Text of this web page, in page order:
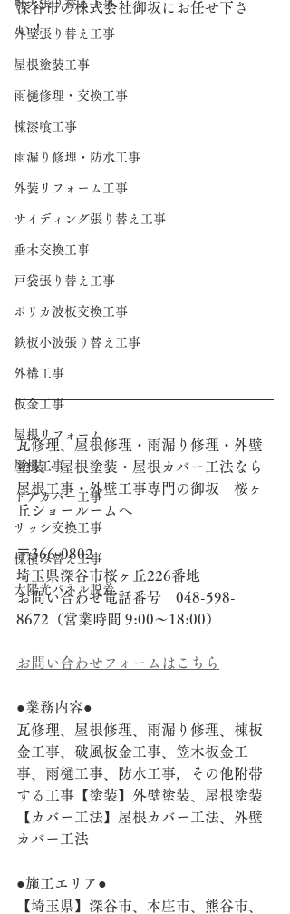
軒天張り替え工事
外壁張り替え工事
屋根塗装工事
雨樋修理・交換工事
棟漆喰工事
雨漏り修理・防水工事
外装リフォーム工事
サイディング張り替え工事
垂木交換工事
戸袋張り替え工事
ポリカ波板交換工事
鉄板小波張り替え工事
外構工事
板金工事
屋根リフォーム
屋根工事
ドアカバー工事
サッシ交換工事
棟積み替え工事
太陽光パネル脱着
深谷市の株式会社御坂にお任せ下さ
い！
瓦修理、屋根修理・雨漏り修理・外壁
塗装・屋根塗装・屋根カバー工法なら
屋根工事・外壁工事専門の御坂　桜ヶ
丘ショールームへ
〒366-0802
埼玉県深谷市桜ヶ丘226番地
お問い合わせ電話番号　048-598-
8672（営業時間 9:00～18:00）
お問い合わせフォームはこちら
●業務内容●
瓦修理、屋根修理、雨漏り修理、棟板
金工事、破風板金工事、笠木板金工
事、雨樋工事、防水工事，その他附帯
する工事【塗装】外壁塗装、屋根塗装
【カバー工法】屋根カバー工法、外壁
カバー工法
●施工エリア●
【埼玉県】深谷市、本庄市、熊谷市、